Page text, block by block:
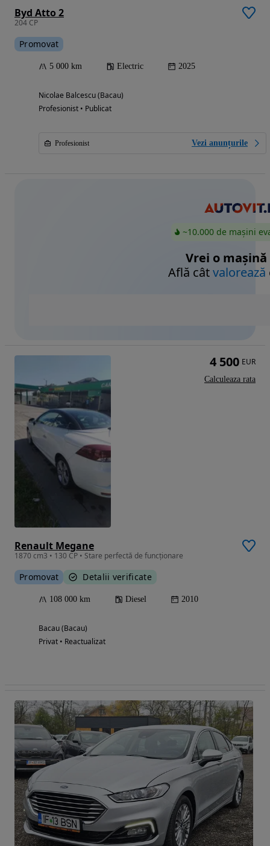
Byd Atto 2
204 CP
Promovat
5 000 km Electric 2025
Nicolae Balcescu (Bacau)
Profesionist • Publicat
Profesionist Vezi anunțurile
~10.000 de mașini
Vrei o mașină
Află câtvalorează
Renault Megane
1870 cm3 • 130 CP • Stare perfectă de funcționare
Promovat Detalii verificate
108 000 km Diesel 2010
Bacau (Bacau)
Privat • Reactualizat
4 500 EUR
Calculeaza rata